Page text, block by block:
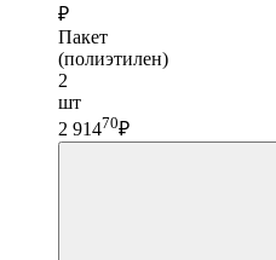
₽
Пакет
(полиэтилен)
2
шт
2 91470₽